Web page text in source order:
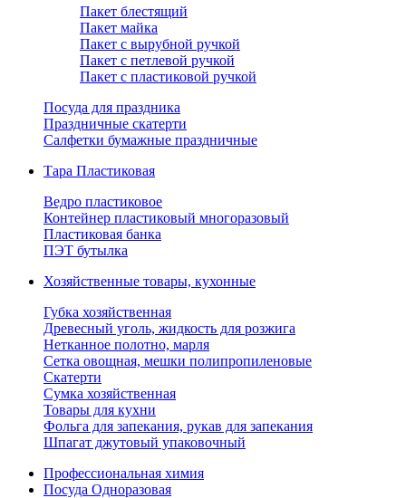
Пакет блестящий
Пакет майка
Пакет с вырубной ручкой
Пакет с петлевой ручкой
Пакет с пластиковой ручкой
Посуда для праздника
Праздничные скатерти
Салфетки бумажные праздничные
Тара Пластиковая
Ведро пластиковое
Контейнер пластиковый многоразовый
Пластиковая банка
ПЭТ бутылка
Хозяйственные товары, кухонные
Губка хозяйственная
Древесный уголь, жидкость для розжига
Нетканное полотно, марля
Сетка овощная, мешки полипропиленовые
Скатерти
Сумка хозяйственная
Товары для кухни
Фольга для запекания, рукав для запекания
Шпагат джутовый упаковочный
Профессиональная химия
Посуда Одноразовая